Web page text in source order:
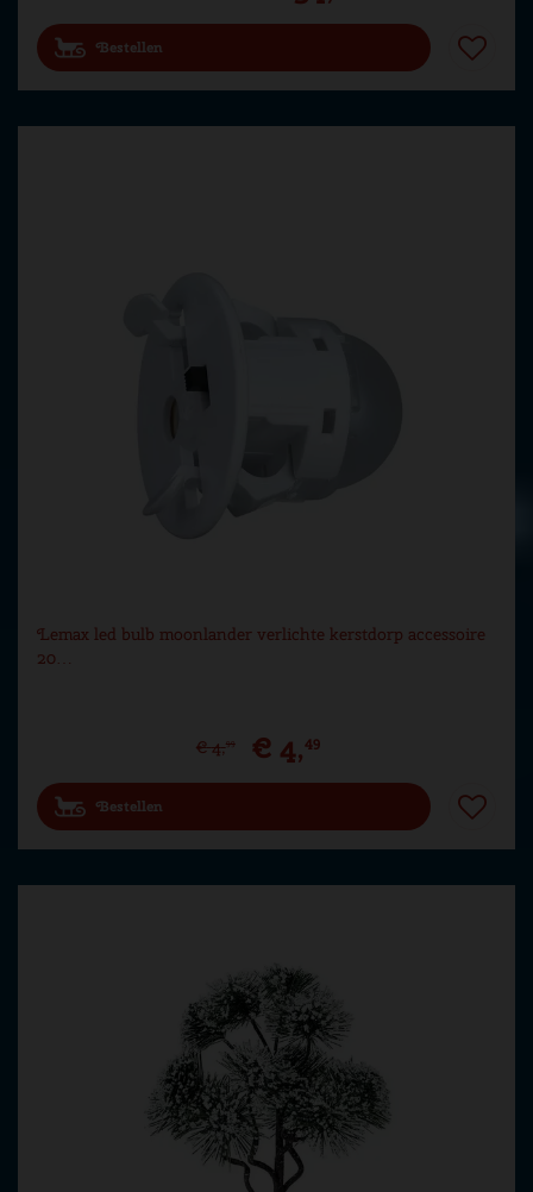
Bestellen
Lemax led bulb moonlander verlichte kerstdorp accessoire
20…
€ 4,99 € 4,49
Bestellen